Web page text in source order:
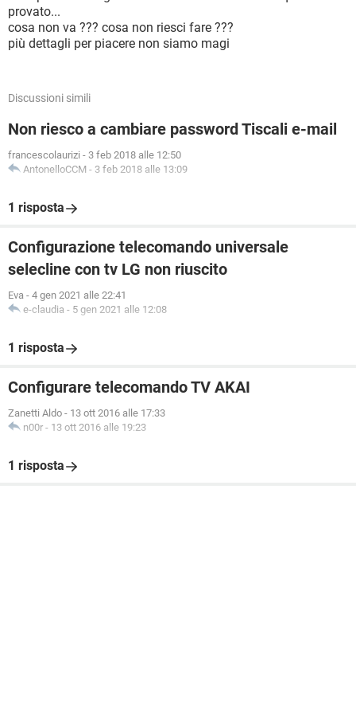
provato...
cosa non va ??? cosa non riesci fare ???
più dettagli per piacere non siamo magi
Discussioni simili
Non riesco a cambiare password Tiscali e-mail
francescolaurizi - 3 feb 2018 alle 12:50
AntonelloCCM - 3 feb 2018 alle 13:09
1 risposta
Configurazione telecomando universale
selecline con tv LG non riuscito
Eva - 4 gen 2021 alle 22:41
e-claudia - 5 gen 2021 alle 12:08
1 risposta
Configurare telecomando TV AKAI
Zanetti Aldo - 13 ott 2016 alle 17:33
n00r - 13 ott 2016 alle 19:23
1 risposta